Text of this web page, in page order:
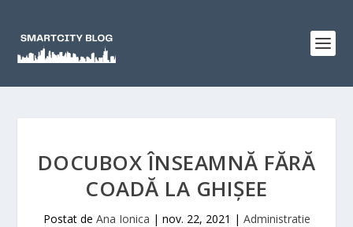
DOCUBOX ÎNSEAMNĂ FĂRĂ
COADĂ LA GHIȘEE
Postat de Ana Ionica | nov. 22, 2021 | Administratie